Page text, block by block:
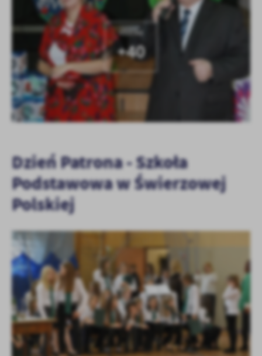
KOLEJNE
+40
Dzień Patrona - Szkoła
Podstawowa w Świerzowej
Polskiej